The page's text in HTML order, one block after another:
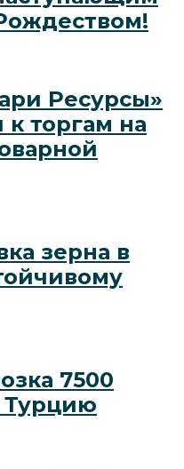
Ресурсы»
торгам на
зерна в
7500
Турцию